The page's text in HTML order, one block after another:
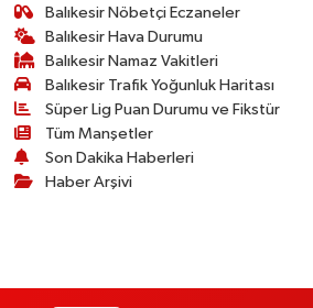
Balıkesir Nöbetçi Eczaneler
Balıkesir Hava Durumu
Balıkesir Namaz Vakitleri
Balıkesir Trafik Yoğunluk Haritası
Süper Lig Puan Durumu ve Fikstür
Tüm Manşetler
Son Dakika Haberleri
Haber Arşivi